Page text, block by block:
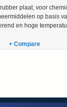
plaat, voor
op basis
en hoge
+ Compare